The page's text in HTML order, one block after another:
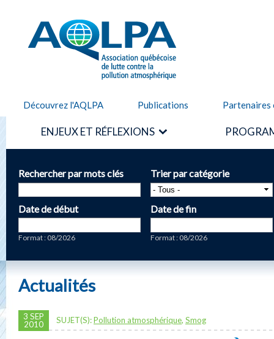
AQLPA
Découvrez l'AQLPA Publications Partenaires
ENJEUX ET RÉFLEXIONS
Rechercher par mots clés Trier par catégorie
Date de début
Format : 08/2026
Date de fin
Format : 08/2026
Actualités
3 SEP
2010
SUJET(S):Pollution atmosphérique, Smog